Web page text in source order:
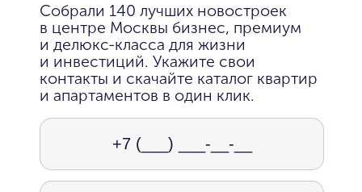
Собрали 140 лучших новостроек
в центре Москвы бизнес, премиум
и делюкс-класса для жизни
и инвестиций. Укажите свои
контакты и скачайте каталог квартир
и апартаментов в один клик.